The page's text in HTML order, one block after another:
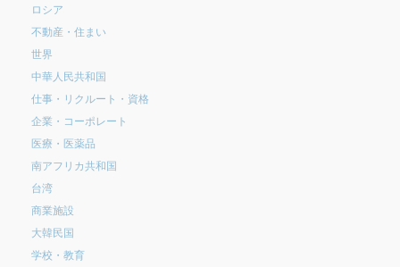
ロシア
不動産・住まい
世界
中華人民共和国
仕事・リクルート・資格
企業・コーポレート
医療・医薬品
南アフリカ共和国
台湾
商業施設
大韓民国
学校・教育